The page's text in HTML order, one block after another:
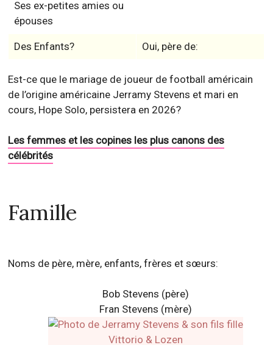
Ses ex-petites amies ou
épouses
Des Enfants? Oui, père de:
Est-ce que le mariage de joueur de football américain
de l’origine américaine Jerramy Stevens et mari en
cours, Hope Solo, persistera en 2026?
Les femmes et les copines les plus canons des
célébrités
Famille
Noms de père, mère, enfants, frères et sœurs:
Bob Stevens (père)
Fran Stevens (mère)